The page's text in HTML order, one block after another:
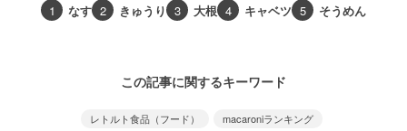
1 なす 2 きゅうり 3 大根 4 キャベツ 5 そうめん
この記事に関するキーワード
レトルト食品（フード） macaroniランキング